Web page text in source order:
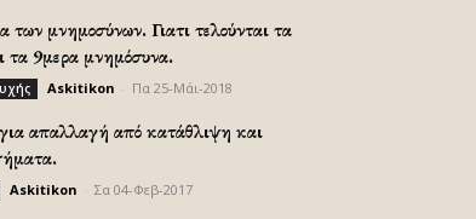
των μνημοσύνων. Γιατι τελούνται τα
τα 9μερα μνημόσυνα.
Askitikon Πα 25-Μάι-2018
απαλλαγή από κατάθλιψη και
Askitikon Σα 04-Φεβ-2017